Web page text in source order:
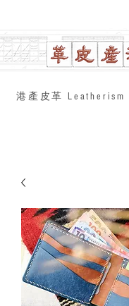
​港產皮革 Leatherism